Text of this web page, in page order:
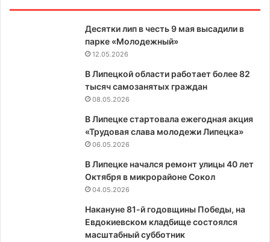
Десятки лип в честь 9 мая высадили в
парке «Молодежный»
12.05.2026
В Липецкой области работает более 82
тысяч самозанятых граждан
08.05.2026
В Липецке стартовала ежегодная акция
«Трудовая слава молодежи Липецка»
06.05.2026
В Липецке начался ремонт улицы 40 лет
Октября в микрорайоне Сокол
04.05.2026
Накануне 81-й годовщины Победы, на
Евдокиевском кладбище состоялся
масштабный субботник